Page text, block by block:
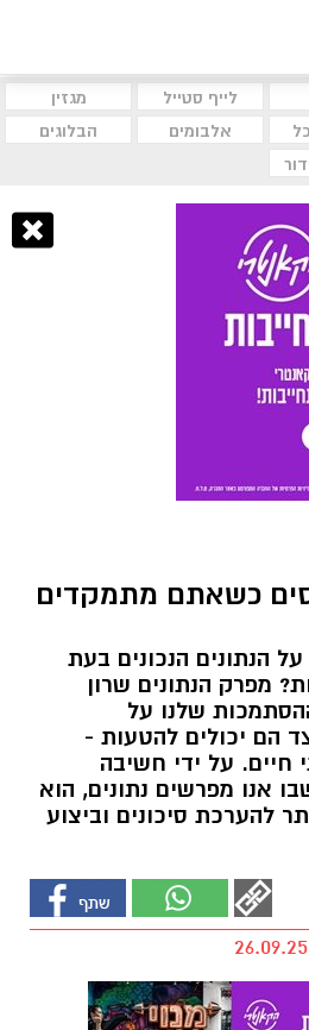
לייף סטייל
מגזין
אלבומים
הבלוגים
כשאתם מתמקדים
הנתונים הנכונים בעת
מפרק הנתונים שרון
שלנו על
הם יכולים להטעות -
חיים. על ידי חשיבה
אנו מפרשים נתונים, הוא
להערכת סיכונים וביצוע